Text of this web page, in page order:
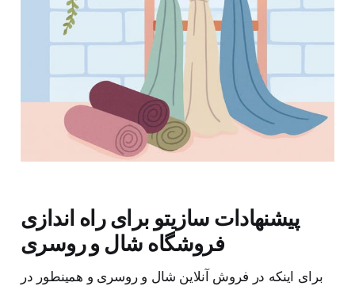
پیشنهادات سازیتو برای راه اندازی
فروشگاه شال و روسری
برای اینکه در فروش آنلاین شال و روسری و همینطور در